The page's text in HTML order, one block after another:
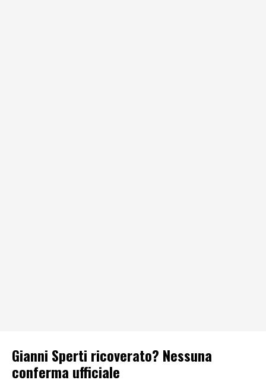
Gianni Sperti ricoverato? Nessuna
conferma ufficiale